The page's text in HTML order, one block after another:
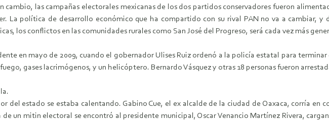
cambio, las campañas electorales mexicanas de los dos partidos conservadores fueron
La política de desarrollo económico que ha compartido con su rival PAN no va a cambiar,
los conflictos en las comunidades rurales como San José del Progreso, será cada vez más
en mayo de 2009, cuando el gobernador Ulises Ruiz ordenó a la policía estatal para
gases lacrimógenos, y un helicóptero. Bernardo Vásquez y otras 18 personas fueron
del estado se estaba calentando. Gabino Cue, el ex alcalde de la ciudad de Oaxaca, corría en
un mitin electoral se encontró al presidente municipal, Oscar Venancio Martínez Rivera,